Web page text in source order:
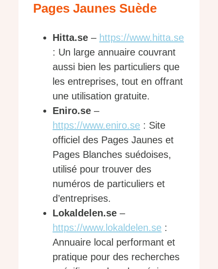
Pages Jaunes Suède
Hitta.se – https://www.hitta.se
: Un large annuaire couvrant
aussi bien les particuliers que
les entreprises, tout en offrant
une utilisation gratuite.
Eniro.se –
https://www.eniro.se : Site
officiel des Pages Jaunes et
Pages Blanches suédoises,
utilisé pour trouver des
numéros de particuliers et
d’entreprises.
Lokaldelen.se –
https://www.lokaldelen.se :
Annuaire local performant et
pratique pour des recherches